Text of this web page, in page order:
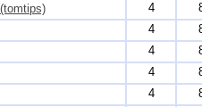
4
4
4
4
4